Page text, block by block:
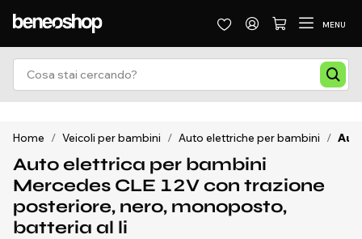
MENU
Home / Veicoli per bambini / Auto elettriche per bambini /
Auto elettrica per bambini
Mercedes CLE 12V con trazione
posteriore, nero, monoposto,
batteria al li